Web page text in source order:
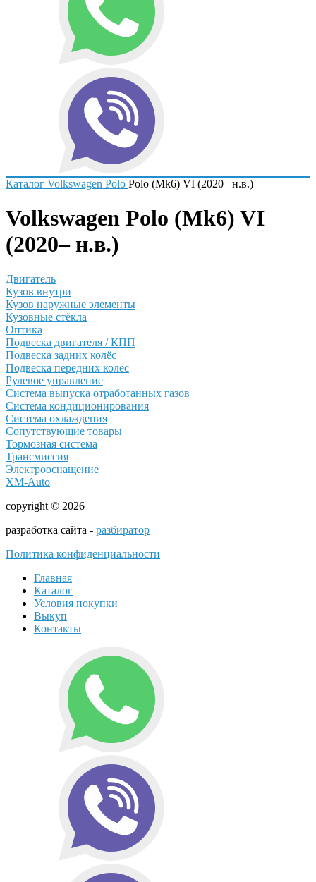
Каталог Volkswagen Polo Polo (Mk6) VI (2020– н.в.)
Volkswagen Polo (Mk6) VI
(2020– н.в.)
Двигатель
Кузов внутри
Кузов наружные элементы
Кузовные стёкла
Оптика
Подвеска двигателя / КПП
Подвеска задних колёс
Подвеска передних колёс
Рулевое управление
Система выпуска отработанных газов
Система кондиционирования
Система охлаждения
Сопутствующие товары
Тормозная система
Трансмиссия
Электрооснащение
XM-Auto
copyright © 2026
разработка сайта - разбиратор
Политика конфиденциальности
Главная
Каталог
Условия покупки
Выкуп
Контакты